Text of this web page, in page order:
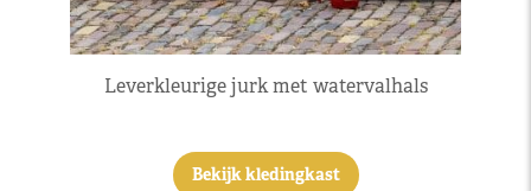
Leverkleurige jurk met watervalhals
Bekijk kledingkast